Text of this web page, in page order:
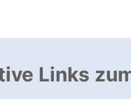
Links